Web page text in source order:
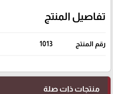
تفاصيل المنتج
رقم المنتج 1013
منتجات ذات صلة